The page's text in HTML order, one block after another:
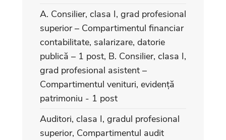
A. Consilier, clasa I, grad profesional
superior – Compartimentul financiar
contabilitate, salarizare, datorie
publică – 1 post, B. Consilier, clasa I,
grad profesional asistent –
Compartimentul venituri, evidență
patrimoniu - 1 post
Auditori, clasa I, gradul profesional
superior, Compartimentul audit